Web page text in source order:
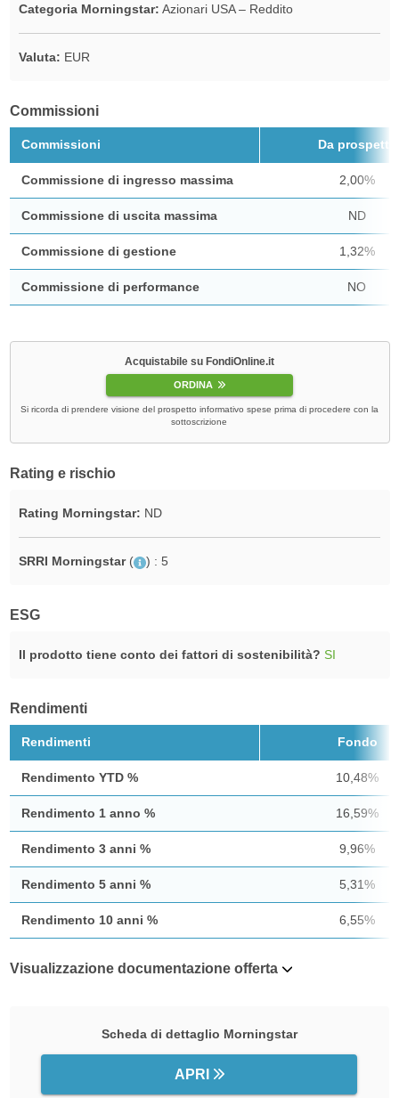
Categoria Morningstar: Azionari USA – Reddito
Valuta: EUR
Commissioni
Commissioni Da prospetto
Commissione di ingresso massima 2,00%
Commissione di uscita massima ND
Commissione di gestione 1,32%
Commissione di performance NO
Acquistabile su FondiOnline.it
ORDINA
Si ricorda di prendere visione del prospetto informativo spese prima di procedere con la
sottoscrizione
Rating e rischio
Rating Morningstar: ND
SRRI Morningstar ( ) : 5
ESG
Il prodotto tiene conto dei fattori di sostenibilità? SI
Rendimenti
Rendimenti Fondo
Rendimento YTD % 10,48%
Rendimento 1 anno % 16,59%
Rendimento 3 anni % 9,96%
Rendimento 5 anni % 5,31%
Rendimento 10 anni % 6,55%
Visualizzazione documentazione offerta
Scheda di dettaglio Morningstar
APRI